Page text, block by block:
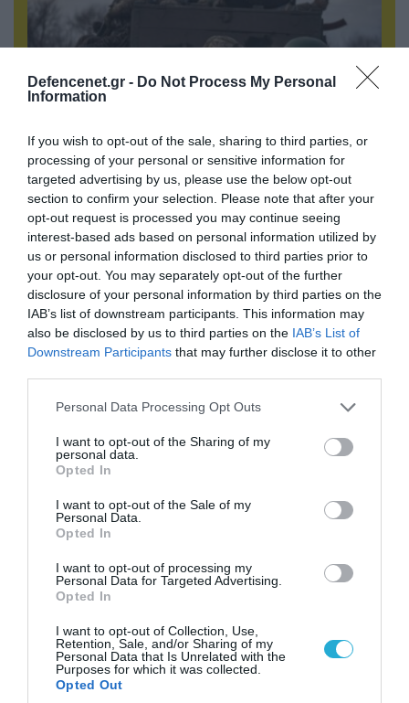
Defencenet.gr - Do Not Process My Personal
Information
If you wish to opt-out of the sale, sharing to third parties, or
processing of your personal or sensitive information for
targeted advertising by us, please use the below opt-out
section to confirm your selection. Please note that after your
opt-out request is processed you may continue seeing
interest-based ads based on personal information utilized by
us or personal information disclosed to third parties prior to
your opt-out. You may separately opt-out of the further
disclosure of your personal information by third parties on the
IAB’s list of downstream participants. This information may
also be disclosed by us to third parties on the IAB’s List of
Downstream Participants that may further disclose it to other
Please note that this website/app uses one or more Google
not limited to your visit or usage behaviour. You may click to
grant or deny consent to Google and its third-party tags to
use your data for below specified purposes in below Google
consent section.
Personal Data Processing Opt Outs
I want to opt-out of the Sharing of my
personal data.
Opted In
I want to opt-out of the Sale of my
Personal Data.
Opted In
I want to opt-out of processing my
Personal Data for Targeted Advertising.
Opted In
I want to opt-out of Collection, Use,
Retention, Sale, and/or Sharing of my
Personal Data that Is Unrelated with the
Purposes for which it was collected.
Opted Out
09.08.2026 | 23:02
Νεοσύλλεκτοι Ουκρανοί στρατιώτες και
υπάλληλοι της TCC έτρεχαν πανικόβλητοι
αλλά… εξοντώθηκαν – Δείτε βίντεο
ΠΟΛΙΤΙΚΗ
09.08.2026 | 17:02
ΣΥΡΙΖΑ για υποκλοπές: «Το (παρα)κράτος της ΝΔ